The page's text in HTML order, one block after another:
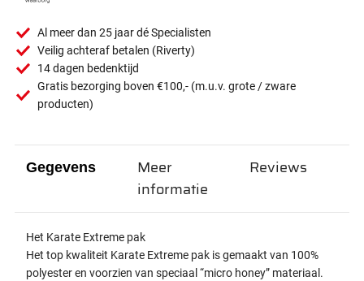
Al meer dan 25 jaar dé Specialisten
Veilig achteraf betalen (Riverty)
14 dagen bedenktijd
Gratis bezorging boven €100,- (m.u.v. grote / zware
producten)
Gegevens
Het Karate Extreme pak
Het top kwaliteit Karate Extreme pak is gemaakt van 100%
polyester en voorzien van speciaal “micro honey” materiaal.
Meer
informatie
Reviews